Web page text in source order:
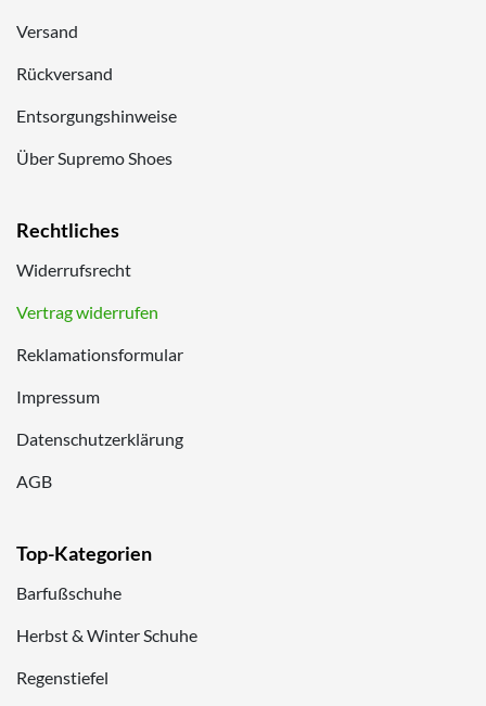
Versand
Rückversand
Entsorgungshinweise
Über Supremo Shoes
Rechtliches
Widerrufsrecht
Vertrag widerrufen
Reklamationsformular
Impressum
Datenschutzerklärung
AGB
Top-Kategorien
Barfußschuhe
Herbst & Winter Schuhe
Regenstiefel